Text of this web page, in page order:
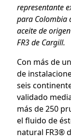
representante
para Colombia
aceite de
FR3 de Cargill.
Con más de
de
seis
validado
más de 250
el fluido de
natural FR3®